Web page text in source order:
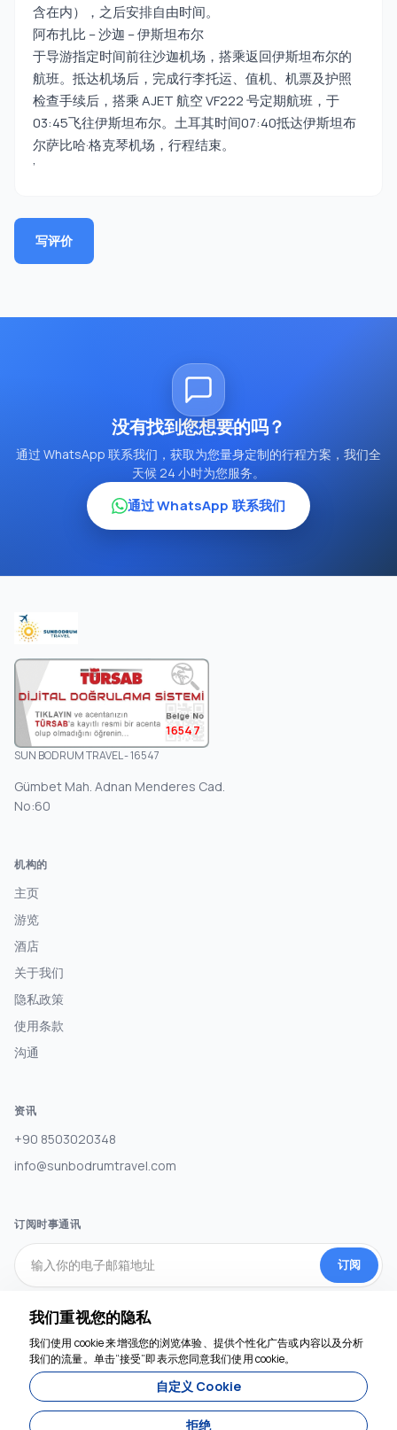
含在内），之后安排自由时间。
阿布扎比 – 沙迦 – 伊斯坦布尔
于导游指定时间前往沙迦机场，搭乘返回伊斯坦布尔的
航班。抵达机场后，完成行李托运、值机、机票及护照
检查手续后，搭乘 AJET 航空 VF222 号定期航班，于
03:45飞往伊斯坦布尔。土耳其时间07:40抵达伊斯坦布
尔萨比哈·格克琴机场，行程结束。
’
写评价
没有找到您想要的吗？
通过 WhatsApp 联系我们，获取为您量身定制的行程方案，我们全
天候 24 小时为您服务。
通过 WhatsApp 联系我们
16547
SUN BODRUM TRAVEL - 16547
Gümbet Mah. Adnan Menderes Cad.
No:60
机构的
主页
游览
酒店
关于我们
隐私政策
使用条款
沟通
资讯
+90 8503020348
info@sunbodrumtravel.com
订阅时事通讯
订阅
社交媒体
我们重视您的隐私
我们使用 cookie 来增强您的浏览体验、提供个性化广告或内容以及分析
我们的流量。单击“接受”即表示您同意我们使用 cookie。
自定义 Cookie
拒绝
我们随时为您服务